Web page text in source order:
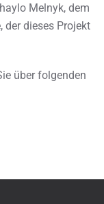
Melnyk, dem
der dieses Projekt
über folgenden